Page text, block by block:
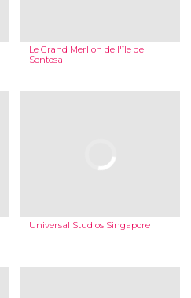
Le Grand Merlion de l'île de
Sentosa
Universal Studios Singapore